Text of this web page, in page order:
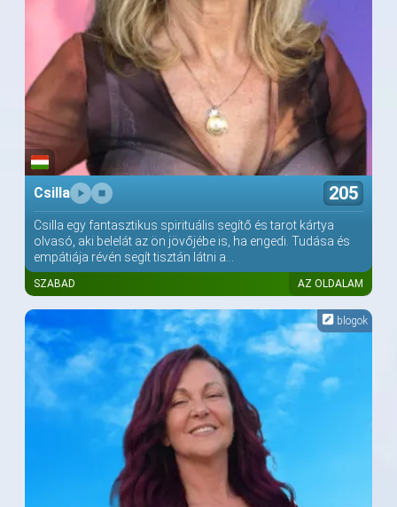
Csilla 205
Csilla egy fantasztikus spirituális segítő és tarot kártya
olvasó, aki belelát az ön jövőjébe is, ha engedi. Tudása és
empátiája révén segít tisztán látni a...
SZABAD AZ OLDALAM
blogok